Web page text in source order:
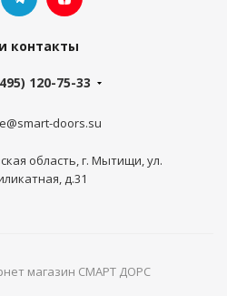
контакты
120-75-33
doors.su
область, г. Мытищи, ул.
д.31
магазин СМАРТ ДОРС